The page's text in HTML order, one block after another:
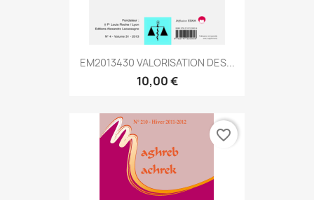
EM2013430 VALORISATION DES...
10,00 €
favorite_border